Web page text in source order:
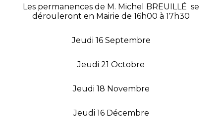
Les permanences de M. Michel BREUILLÉ se
dérouleront en Mairie de 16h00 à 17h30
Jeudi 16 Septembre
Jeudi 21 Octobre
Jeudi 18 Novembre
Jeudi 16 Décembre